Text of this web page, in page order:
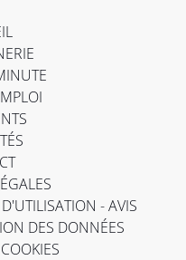
- AVIS
DES DONNÉES